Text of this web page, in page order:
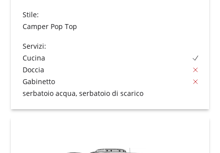
Stile:
Camper Pop Top
Servizi:
Cucina
Doccia
Gabinetto
serbatoio acqua, serbatoio di scarico